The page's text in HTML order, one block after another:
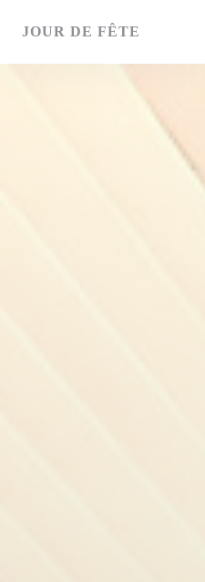
JOUR DE FÊTE